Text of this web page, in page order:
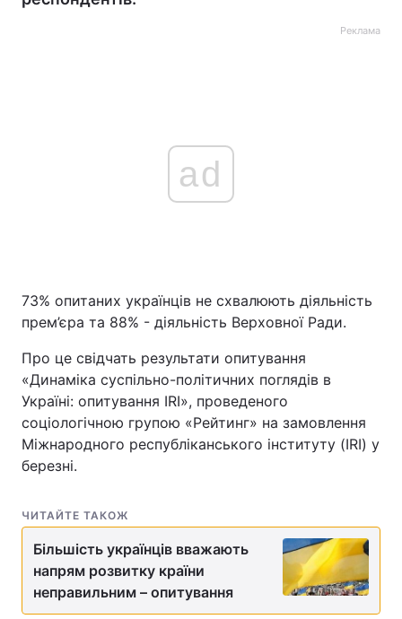
Реклама
ad
73% опитаних українців не схвалюють діяльність
прем’єра та 88% - діяльність Верховної Ради.
Про це свідчать результати опитування
«Динаміка суспільно-політичних поглядів в
Україні: опитування IRI», проведеного
соціологічною групою «Рейтинг» на замовлення
Міжнародного республіканського інституту (IRI) у
березні.
ЧИТАЙТЕ ТАКОЖ
Більшість українців вважають
напрям розвитку країни
неправильним – опитування